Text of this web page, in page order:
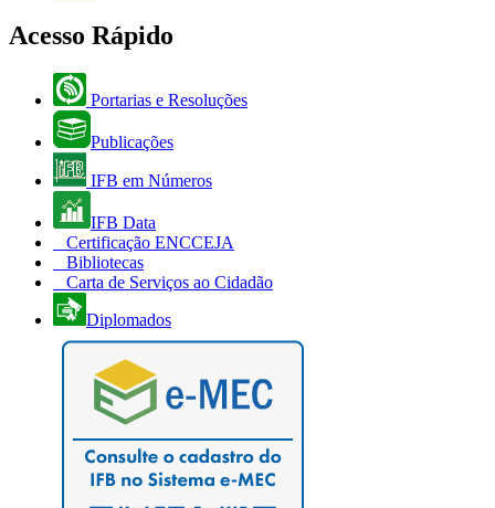
Acesso Rápido
Portarias e Resoluções
Publicações
IFB em Números
IFB Data
Certificação ENCCEJA
Bibliotecas
Carta de Serviços ao Cidadão
Diplomados